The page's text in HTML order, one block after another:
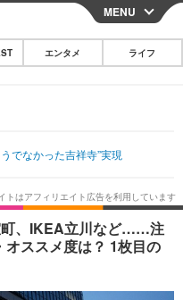
CLOSE
その他
映画・ドラマ
韓国・芸能
グルメ
MENU
エンタメ ライフ
でなかった吉祥寺”実現
町、IKEA立川など……注
ススメ度は？ 1枚目の